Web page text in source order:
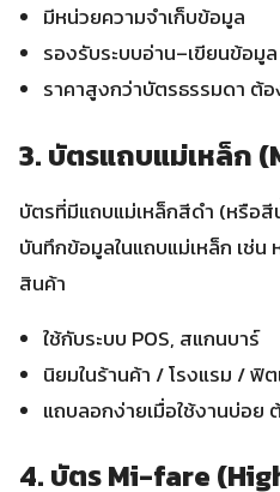
มีหน่วยความจำเก็บข้อมูล
รองรับระบบอ่าน–เขียนข้อมูล
ราคาสูงกว่าบัตรธรรมดา ต้อ
3. บัตรแถบแม่เหล็ก
บัตรที่มีแถบแม่เหล็กสีดำ (หรือ
บันทึกข้อมูลในแถบแม่เหล็ก เช่น
สินค้า
ใช้กับระบบ POS, สแกนบาร์
นิยมในร้านค้า / โรงแรม / ฟิ
แถบลอกง่ายเมื่อใช้งานบ่อย
4. บัตร Mi-fare